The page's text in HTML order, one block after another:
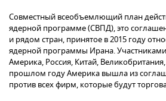
Совместный всеобъемлющий план
ядерной программе (СВПД), это
и рядом стран, принятое в 2015 году
ядерной программы Ирана.
Америка, Россия, Китай,
прошлом году Америка вышла из
против всех фирм, которые будут